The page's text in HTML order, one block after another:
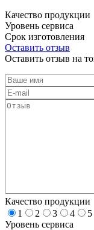
Качество продукции
Уровень сервиса
Срок изготовления
Оставить отзыв
Оставить отзыв на
Качество продукции
1
2 3 4
5
Уровень сервиса